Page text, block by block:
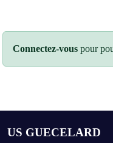
Connectez-vous pour
US GUECELARD